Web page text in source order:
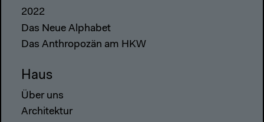
2022
Das Neue Alphabet
Das Anthropozän am HKW
Haus
Über uns
Architektur